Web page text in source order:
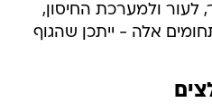
לעור ולמערכת החיסון,
אלה - ייתכן שהגוף